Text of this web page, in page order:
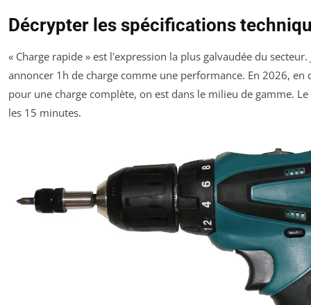
Décrypter les spécifications
« Charge rapide » est l'expression la plus galvaudée du secteur.
annoncer 1h de charge comme une performance. En 2026, en
pour une charge complète, on est dans le milieu de gamme.
les 15 minutes.